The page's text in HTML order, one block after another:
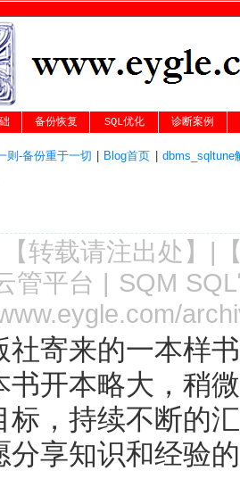
备份恢复 SQL优化 诊断案例
则-备份重于一切 Blog首页 dbms_sqltune
【转载请注出处 】|
管平台 | SQM
社寄来的一本样
书开本略大，稍
标，持续不断的
分享知识和经验